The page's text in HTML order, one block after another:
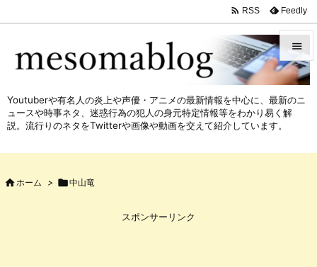



 RSS Feedly
Youtuberや有名人の炎上や声優・アニメの最新情報を中心に、最新のニ
ュースや時事ネタ、迷惑行為の犯人の身元特定情報等をわかり易く解
説。流行りのネタをTwitterや画像や動画を交えて紹介しています。
 ホーム > 中山竜
スポンサーリンク